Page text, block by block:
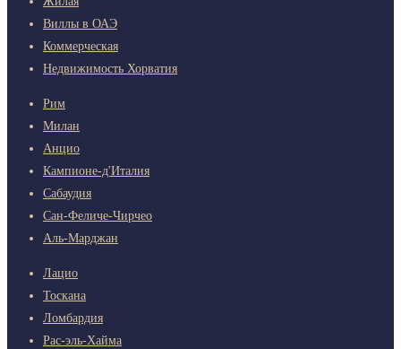
Виллы в ОАЭ
Коммерческая
Недвижимость Хорватия
Рим
Милан
Анцио
Кампионе-д'Италия
Сабаудия
Сан-Феличе-Чирчео
Аль-Марджан
Лацио
Тоскана
Ломбардия
Рас-эль-Хайма